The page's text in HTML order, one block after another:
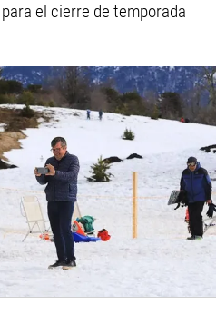
el cierre de temporada